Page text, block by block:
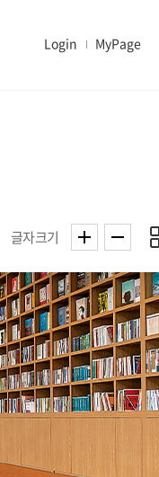
Login MyPage
글자크기